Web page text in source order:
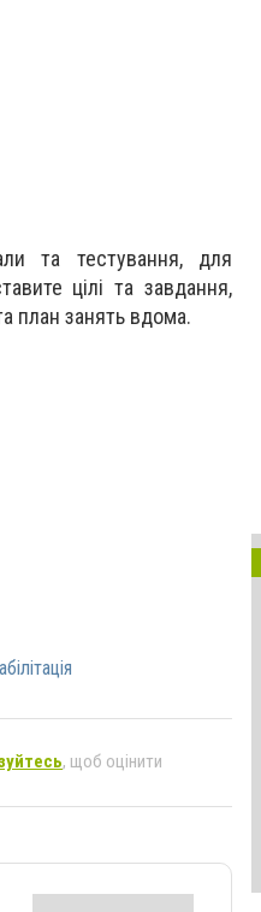
та тестування, для
цілі та завдання,
план занять вдома.
, щоб оцінити